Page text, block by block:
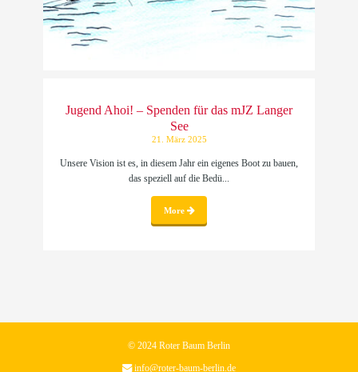
Jugend Ahoi! – Spenden für das mJZ Langer
See
21. März 2025
Unsere Vision ist es, in diesem Jahr ein eigenes Boot zu bauen,
das speziell auf die Bedü...
More
© 2024 Roter Baum Berlin
info@roter-baum-berlin.de